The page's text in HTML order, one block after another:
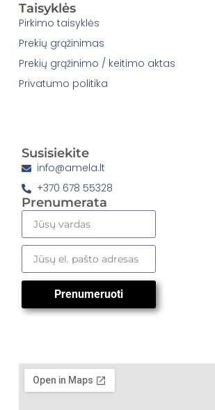
Taisyklės
Pirkimo taisyklės
Prekių grąžinimas
Prekių grąžinimo / keitimo aktas
Privatumo politika
Susisiekite
info@amela.lt
+370 678 55328
Prenumerata
Prenumeruoti